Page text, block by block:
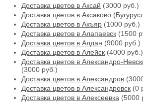
Доставка цветов в Аксай (3000 руб.)
Доставка цветов в Аксаково
Доставка цветов в Акъяр (1000 руб.)
Доставка цветов в Алапаевск (1500
Доставка цветов в Алдан (9000 руб.)
Доставка цветов в Алейск (4000 руб.)
Доставка цветов в Александро-
(3000 руб.)
Доставка цветов в Александров
Доставка цветов в Александровск (0
Доставка цветов в Алексеевка (5000